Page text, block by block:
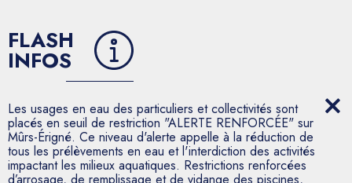
FLASH
INFOS
Les usages en eau des particuliers et collectivités sont
placés en seuil de restriction "ALERTE RENFORCÉE" sur
Mûrs-Érigné. Ce niveau d'alerte appelle à la réduction de
tous les prélèvements en eau et l'interdiction des activités
impactant les milieux aquatiques. Restrictions renforcées